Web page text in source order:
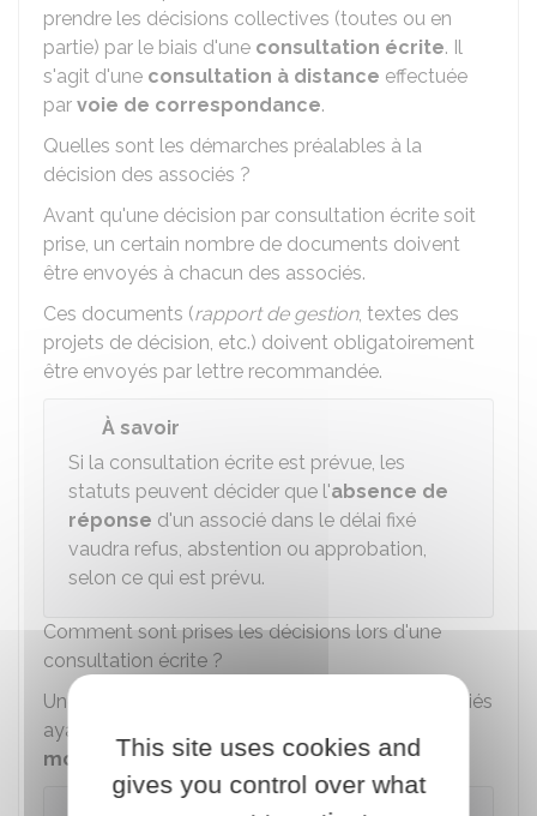
prendre les décisions collectives (toutes ou en
partie) par le biais d'une consultation écrite. Il
s'agit d'une consultation à distance effectuée
par voie de correspondance.
Quelles sont les démarches préalables à la
décision des associés ?
Avant qu'une décision par consultation écrite soit
prise, un certain nombre de documents doivent
être envoyés à chacun des associés.
Ces documents (rapport de gestion, textes des
projets de décision, etc.) doivent obligatoirement
être envoyés par lettre recommandée.
À savoir
Si la consultation écrite est prévue, les
statuts peuvent décider que l'absence de
réponse d'un associé dans le délai fixé
vaudra refus, abstention ou approbation,
selon ce qui est prévu.
Comment sont prises les décisions lors d'une
consultation écrite ?
Une décision est adoptée dès lors que les associés
ayant pris part au vote représentent
moitié des actions.
This site uses cookies and
gives you control over what